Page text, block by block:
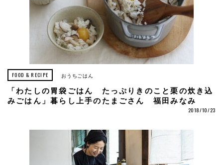
FOOD & RECIPE おうちごはん
「わたしの胃袋ごはん たっぷりきのこと栗の炊き込
みごはん」暮らし上手のたまごさん 福田みなみ
2018/10/23